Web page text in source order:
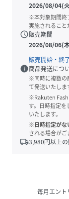
2026/08/04(
※本対象期間終
実施されること
schedule販売期間
2026/08/06(
販売開始・終
info商品発送につ
※同時に複数の
て発送いたしま
※Rakuten
す。日時指定
いたします。
※日時指定がな
される場合がご
local_shipping3,980円以上
毎月エント